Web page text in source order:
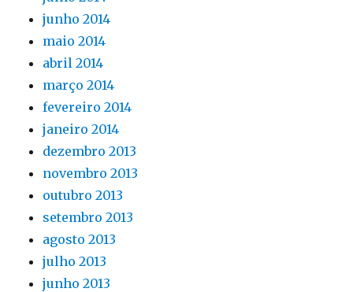
junho 2014
maio 2014
abril 2014
março 2014
fevereiro 2014
janeiro 2014
dezembro 2013
novembro 2013
outubro 2013
setembro 2013
agosto 2013
julho 2013
junho 2013